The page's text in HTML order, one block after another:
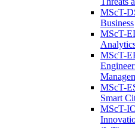
MScT-
Business
MScT-
MScT-
MScT-
Smart
MScT-